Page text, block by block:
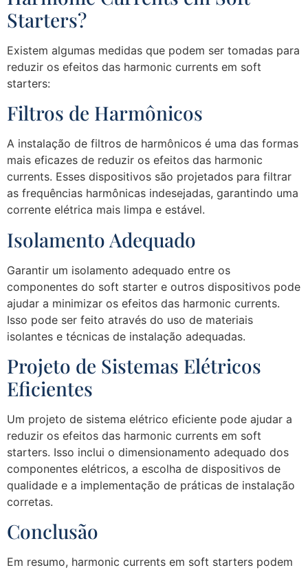
Starters?
Existem algumas medidas que podem ser tomadas para
reduzir os efeitos das harmonic currents em soft
starters:
Filtros de Harmônicos
A instalação de filtros de harmônicos é uma das formas
mais eficazes de reduzir os efeitos das harmonic
currents. Esses dispositivos são projetados para filtrar
as frequências harmônicas indesejadas, garantindo uma
corrente elétrica mais limpa e estável.
Isolamento Adequado
Garantir um isolamento adequado entre os
componentes do soft starter e outros dispositivos pode
ajudar a minimizar os efeitos das harmonic currents.
Isso pode ser feito através do uso de materiais
isolantes e técnicas de instalação adequadas.
Projeto de Sistemas Elétricos
Eficientes
Um projeto de sistema elétrico eficiente pode ajudar a
reduzir os efeitos das harmonic currents em soft
starters. Isso inclui o dimensionamento adequado dos
componentes elétricos, a escolha de dispositivos de
qualidade e a implementação de práticas de instalação
corretas.
Conclusão
Em resumo, harmonic currents em soft starters podem